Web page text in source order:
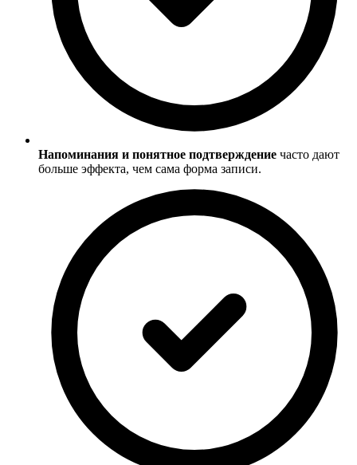
Напоминания и понятное подтверждение часто дают
больше эффекта, чем сама форма записи.